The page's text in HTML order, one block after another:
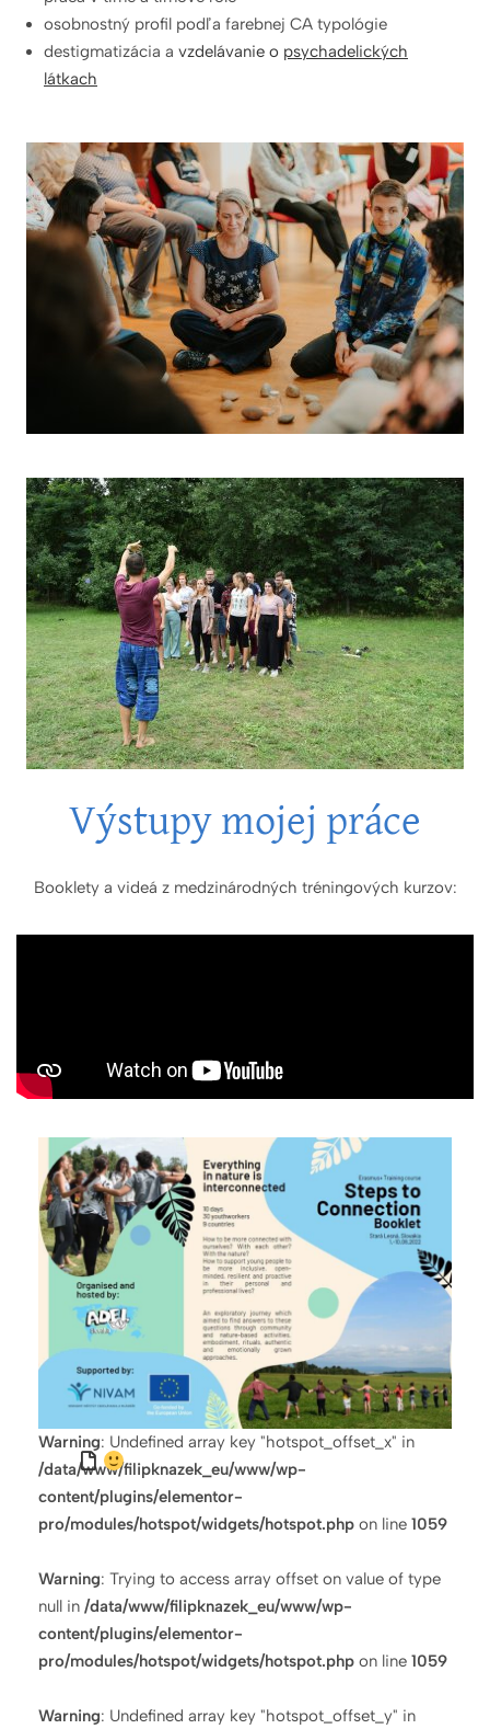
osobnostný profil podľa farebnej CA typológie
destigmatizácia a vzdelávanie o psychadelických
látkach
Výstupy mojej práce
Booklety a videá z medzinárodných tréningových kurzov:
Warning: Undefined array key "hotspot_offset_x" in
/data/www/filipknazek_eu/www/wp-
content/plugins/elementor-
pro/modules/hotspot/widgets/hotspot.php on line 1059
Warning: Trying to access array offset on value of type
null in /data/www/filipknazek_eu/www/wp-
content/plugins/elementor-
pro/modules/hotspot/widgets/hotspot.php on line 1059
Warning: Undefined array key "hotspot_offset_y" in